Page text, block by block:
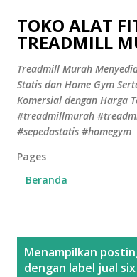
TOKO ALAT
TREADMILL
Treadmill Murah
Statis dan Home Gym
Komersial dengan Harga
#treadmillmurah
#sepedastatis #homegym
Pages
Beranda
Menampilkan
dengan label jual six